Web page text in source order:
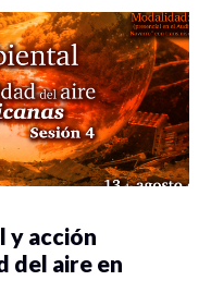
y acción
del aire en